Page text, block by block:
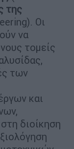
της
Οι
να
τομείς
των
και
διοίκηση